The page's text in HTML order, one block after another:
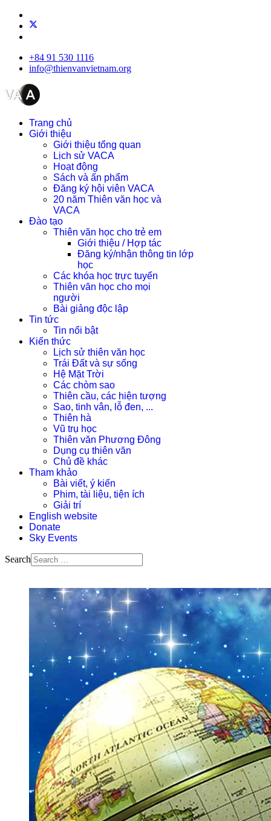
+84 91 530 1116
info@thienvanvietnam.org
Trang chủ
Giới thiệu
Giới thiệu tổng quan
Lịch sử VACA
Hoạt động
Sách và ấn phẩm
Đăng ký hội viên VACA
20 năm Thiên văn học và
VACA
Đào tạo
Thiên văn học cho trẻ em
Giới thiệu / Hợp tác
Đăng ký/nhận thông tin lớp
học
Các khóa học trực tuyến
Thiên văn học cho mọi
người
Bài giảng độc lập
Tin tức
Tin nổi bật
Kiến thức
Lịch sử thiên văn học
Trái Đất và sự sống
Hệ Mặt Trời
Các chòm sao
Thiên cầu, các hiện tượng
Sao, tinh vân, lỗ đen, ...
Thiên hà
Vũ trụ học
Thiên văn Phương Đông
Dụng cụ thiên văn
Chủ đề khác
Tham khảo
Bài viết, ý kiến
Phim, tài liệu, tiện ích
Giải trí
English website
Donate
Sky Events
Search